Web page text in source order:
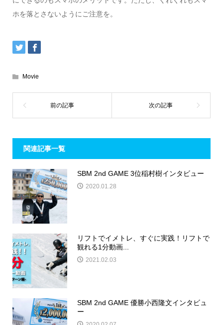
ホを落とさないようにご注意を。
Movie
関連記事一覧
SBM 2nd GAME 3位稲村樹インタビュー
2020.01.28
リフトでイメトレ、すぐに実践！リフトで
観れる1分動画...
2021.02.03
SBM 2nd GAME 優勝小西隆文インタビュ
ー